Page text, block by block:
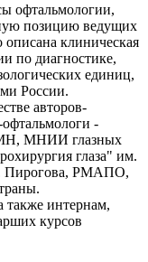
офтальмологии,
позицию ведущих
клиническая
по диагностике,
единиц,
России.
авторов-
офтальмологи -
МНИИ глазных
глаза" им.
Пирогова, РМАПО,
также интернам,
курсов